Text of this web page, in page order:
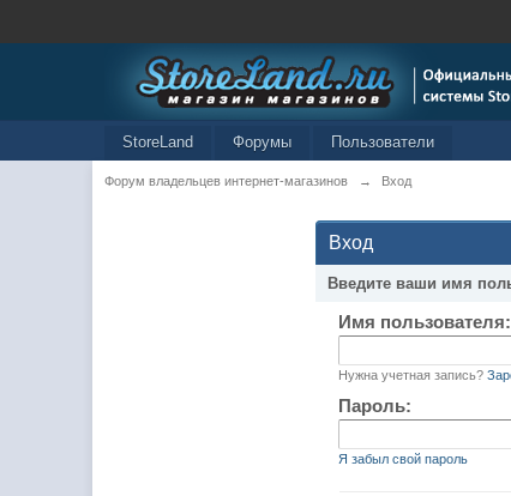
StoreLand Форумы Пользователи
Форум владельцев интернет-магазинов → Вход
Вход
Введите ваши имя
Имя пользователя:
Нужна учетная запись?
Пароль:
Я забыл свой пароль